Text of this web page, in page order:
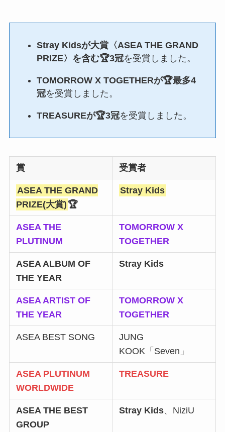
Stray Kidsが大賞〈ASEA THE GRAND
PRIZE〉を含む🏆3冠を受賞しました。
TOMORROW X TOGETHERが🏆最多4
冠を受賞しました。
TREASUREが🏆3冠を受賞しました。
賞 受賞者
ASEA THE GRAND
PRIZE(大賞) 🏆
Stray Kids
ASEA THE
PLUTINUM
TOMORROW X
TOGETHER
ASEA ALBUM OF
THE YEAR
Stray Kids
ASEA ARTIST OF
THE YEAR
TOMORROW X
TOGETHER
ASEA BEST SONG
JUNG
KOOK「Seven」
ASEA PLUTINUM
WORLDWIDE
TREASURE
ASEA THE BEST
GROUP
Stray Kids、NiziU